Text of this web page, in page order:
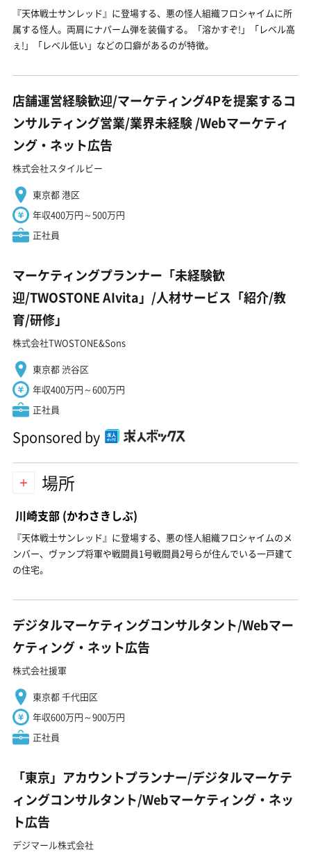
『天体戦士サンレッド』に登場する、悪の怪人組織フロシャイムに所
属する怪人。両肩にナパーム弾を装備する。「溶かすぞ!」「レベル高
ぇ!」「レベル低い」などの口癖があるのが特徴。
店舗運営経験歓迎/マーケティング4Pを提案するコ
ンサルティング営業/業界未経験 ️/Webマーケティ
ング・ネット広告
株式会社スタイルビー
東京都 港区
年収400万円～500万円
正社員
マーケティングプランナー「未経験歓
迎/TWOSTONE AIvita」/人材サービス「紹介/教
育/研修」
株式会社TWOSTONE&Sons
東京都 渋谷区
年収400万円～600万円
正社員
Sponsored by
場所
川崎支部 (かわさきしぶ)
『天体戦士サンレッド』に登場する、悪の怪人組織フロシャイムのメ
ンバー、ヴァンプ将軍や戦闘員1号戦闘員2号らが住んでいる一戸建て
の住宅。
デジタルマーケティングコンサルタント/Webマー
ケティング・ネット広告
株式会社援軍
東京都 千代田区
年収600万円～900万円
正社員
「東京」アカウントプランナー/デジタルマーケテ
ィングコンサルタント/Webマーケティング・ネッ
ト広告
デジマール株式会社